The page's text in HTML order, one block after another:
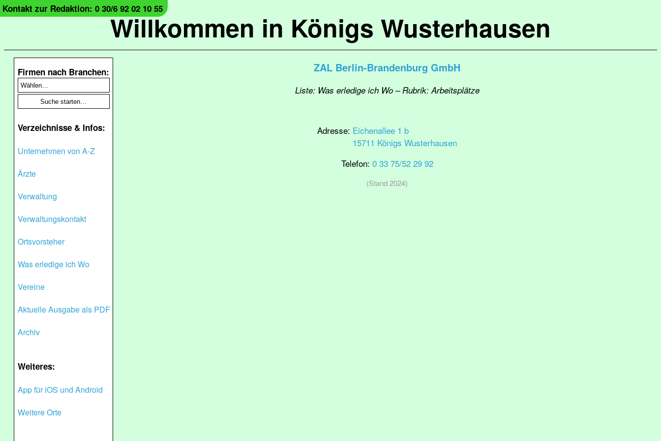
Willkommen in Königs Wusterhausen
Kontakt zur Redaktion: 0 30/6 92 02 10 55
Firmen nach Branchen:
Verzeichnisse & Infos:
Unternehmen von A-Z
Ärzte
Verwaltung
Verwaltungskontakt
Ortsvorsteher
Was erledige ich Wo
Vereine
Aktuelle Ausgabe als PDF
Archiv
Weiteres:
App für iOS und Android
Weitere Orte
ZAL Berlin-Brandenburg GmbH
Liste: Was erledige ich Wo – Rubrik: Arbeitsplätze
Adresse: Eichenallee 1 b
15711 Königs Wusterhausen
Telefon: 0 33 75/52 29 92
(Stand 2024)